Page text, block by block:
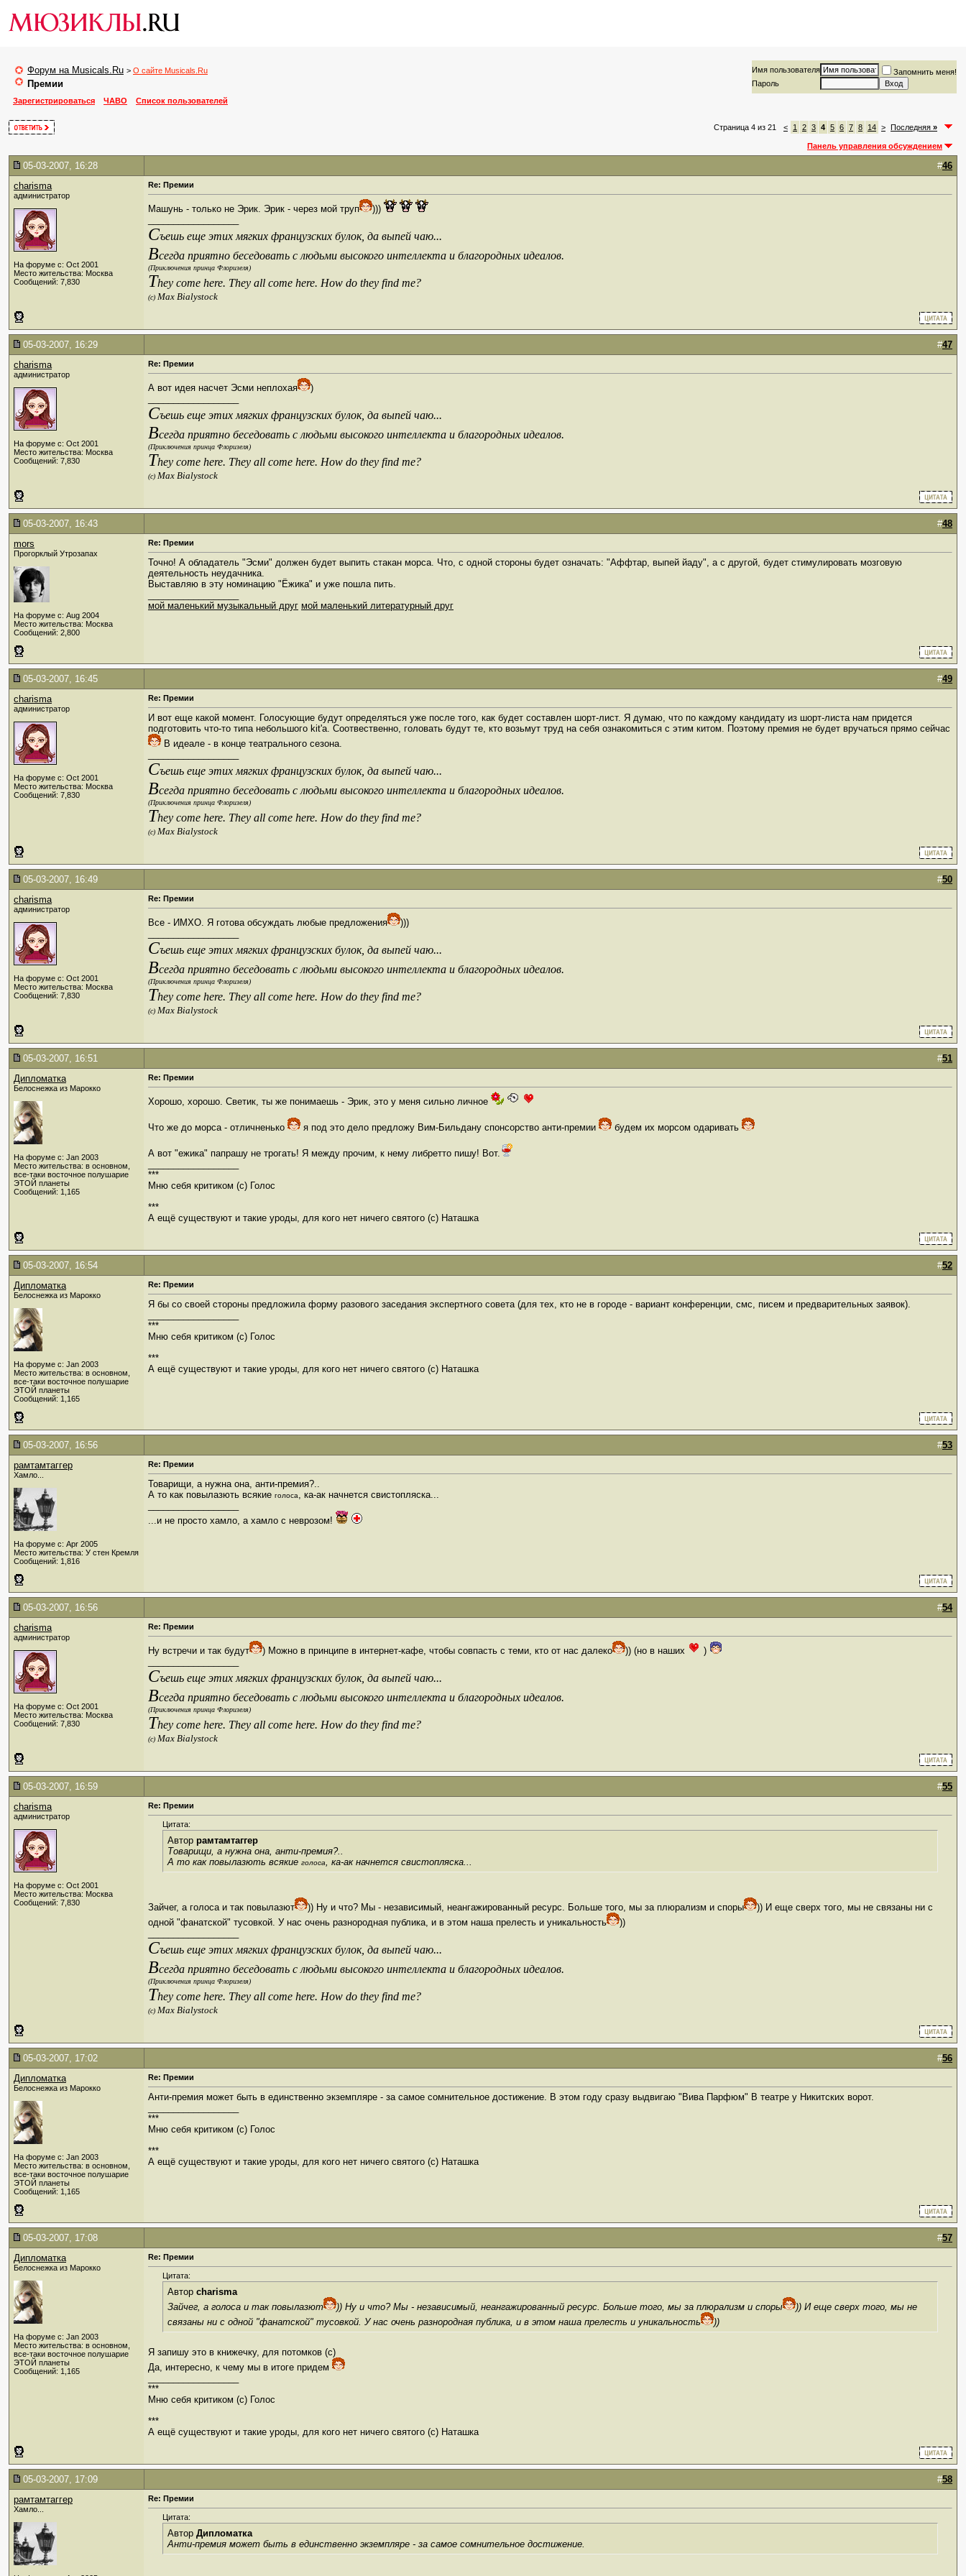
Форум на Musicals.Ru > О сайте Musicals.Ru
Премии
Имя пользователя
Запомнить меня!
Пароль
Зарегистрироваться
ЧАВО Список пользователей
Страница 4 из 21 < 1 2 3 4 5 6 7 8 14 > Последняя »
Панель управления обсуждением
05-03-2007, 16:28 #46
charisma
администратор
На форуме с: Oct 2001
Место жительства: Москва
Сообщений: 7,830
Re: Премии
Машунь - только не Эрик. Эрик - через мой труп
)))
Съешь еще этих мягких французских булок, да выпей чаю...
Всегда приятно беседовать с людьми высокого интеллекта и благородных идеалов.
(Приключения принца Флоризеля)
They come here. They all come here. How do they find me?
(c) Max Bialystock
05-03-2007, 16:29 #47
charisma
администратор
На форуме с: Oct 2001
Место жительства: Москва
Сообщений: 7,830
Re: Премии
А вот идея насчет Эсми неплохая
)
Съешь еще этих мягких французских булок, да выпей чаю...
Всегда приятно беседовать с людьми высокого интеллекта и благородных идеалов.
(Приключения принца Флоризеля)
They come here. They all come here. How do they find me?
(c) Max Bialystock
05-03-2007, 16:43 #48
mors
Прогорклый Утрозапах
На форуме с: Aug 2004
Место жительства: Москва
Сообщений: 2,800
Re: Премии
Точно! А обладатель "Эсми" должен будет выпить стакан морса. Что, с одной стороны будет означать: "Аффтар, выпей йаду", а с другой, будет стимулировать мозговую
деятельность неудачника.
Выставляю в эту номинацию "Ёжика" и уже пошла пить.
мой маленький музыкальный друг мой маленький литературный друг
05-03-2007, 16:45 #49
charisma
администратор
На форуме с: Oct 2001
Место жительства: Москва
Сообщений: 7,830
Re: Премии
И вот еще какой момент. Голосующие будут определяться уже после того, как будет составлен шорт-лист. Я думаю, что по каждому кандидату из шорт-листа нам придется
подготовить что-то типа небольшого kit'a. Соотвественно, головать будут те, кто возьмут труд на себя ознакомиться с этим китом. Поэтому премия не будет вручаться прямо сейчас
В идеале - в конце театрального сезона.
Съешь еще этих мягких французских булок, да выпей чаю...
Всегда приятно беседовать с людьми высокого интеллекта и благородных идеалов.
(Приключения принца Флоризеля)
They come here. They all come here. How do they find me?
(c) Max Bialystock
05-03-2007, 16:49 #50
charisma
администратор
На форуме с: Oct 2001
Место жительства: Москва
Сообщений: 7,830
Re: Премии
Все - ИМХО. Я готова обсуждать любые предложения
)))
Съешь еще этих мягких французских булок, да выпей чаю...
Всегда приятно беседовать с людьми высокого интеллекта и благородных идеалов.
(Приключения принца Флоризеля)
They come here. They all come here. How do they find me?
(c) Max Bialystock
05-03-2007, 16:51 #51
Дипломатка
Белоснежка из Марокко
На форуме с: Jan 2003
Место жительства: в основном,
все-таки восточное полушарие
ЭТОЙ планеты
Сообщений: 1,165
Re: Премии
Хорошо, хорошо. Светик, ты же понимаешь - Эрик, это у меня сильно личное
Что же до морса - отличненько я под это дело предложу Вим-Бильдану спонсорство анти-премии будем их морсом одаривать
А вот "ежика" папрашу не трогать! Я между прочим, к нему либретто пишу! Вот.
***
Мню себя критиком (c) Голос
***
А ещё существуют и такие уроды, для кого нет ничего святого (с) Наташка
05-03-2007, 16:54 #52
Дипломатка
Белоснежка из Марокко
На форуме с: Jan 2003
Место жительства: в основном,
все-таки восточное полушарие
ЭТОЙ планеты
Сообщений: 1,165
Re: Премии
Я бы со своей стороны предложила форму разового заседания экспертного совета (для тех, кто не в городе - вариант конференции, смс, писем и предварительных заявок).
***
Мню себя критиком (c) Голос
***
А ещё существуют и такие уроды, для кого нет ничего святого (с) Наташка
05-03-2007, 16:56 #53
рамтамтаггер
Хамло...
На форуме с: Apr 2005
Место жительства: У стен Кремля
Сообщений: 1,816
Re: Премии
Товарищи, а нужна она, анти-премия?..
А то как повылазють всякие голоса, ка-ак начнется свистопляска...
...и не просто хамло, а хамло с неврозом!
05-03-2007, 16:56 #54
charisma
администратор
На форуме с: Oct 2001
Место жительства: Москва
Сообщений: 7,830
Re: Премии
Ну встречи и так будут ) Можно в принципе в интернет-кафе, чтобы совпасть с теми, кто от нас далеко )) (но в наших
)
Съешь еще этих мягких французских булок, да выпей чаю...
Всегда приятно беседовать с людьми высокого интеллекта и благородных идеалов.
(Приключения принца Флоризеля)
They come here. They all come here. How do they find me?
(c) Max Bialystock
05-03-2007, 16:59 #55
charisma
администратор
На форуме с: Oct 2001
Место жительства: Москва
Сообщений: 7,830
Re: Премии
Цитата:
Автор рамтамтаггер
Товарищи, а нужна она, анти-премия?..
А то как повылазють всякие голоса, ка-ак начнется свистопляска...
Зайчег, а голоса и так повылазют )) Ну и что? Мы - независимый, неангажированный ресурс. Больше того, мы за плюрализм и споры
)) И еще сверх того, мы не связаны ни с
одной "фанатской" тусовкой. У нас очень разнородная публика, и в этом наша прелесть и уникальность
))
Съешь еще этих мягких французских булок, да выпей чаю...
Всегда приятно беседовать с людьми высокого интеллекта и благородных идеалов.
(Приключения принца Флоризеля)
They come here. They all come here. How do they find me?
(c) Max Bialystock
05-03-2007, 17:02 #56
Дипломатка
Белоснежка из Марокко
На форуме с: Jan 2003
Место жительства: в основном,
все-таки восточное полушарие
ЭТОЙ планеты
Сообщений: 1,165
Re: Премии
Анти-премия может быть в единственно экземпляре - за самое сомнительное достижение. В этом году сразу выдвигаю "Вива Парфюм" В театре у Никитских ворот.
***
Мню себя критиком (c) Голос
***
А ещё существуют и такие уроды, для кого нет ничего святого (с) Наташка
05-03-2007, 17:08 #57
Дипломатка
Белоснежка из Марокко
На форуме с: Jan 2003
Место жительства: в основном,
все-таки восточное полушарие
ЭТОЙ планеты
Сообщений: 1,165
Re: Премии
Цитата:
Автор charisma
Зайчег, а голоса и так повылазют
)) Ну и что? Мы - независимый, неангажированный ресурс. Больше того, мы за плюрализм и споры
)) И еще сверх того, мы не
связаны ни с одной "фанатской" тусовкой. У нас очень разнородная публика, и в этом наша прелесть и уникальность
))
Я запишу это в книжечку, для потомков (с)
Да, интересно, к чему мы в итоге придем
***
Мню себя критиком (c) Голос
***
А ещё существуют и такие уроды, для кого нет ничего святого (с) Наташка
05-03-2007, 17:09 #58
рамтамтаггер
Хамло...
Re: Премии
Цитата:
Автор Дипломатка
Анти-премия может быть в единственно экземпляре - за самое сомнительное достижение.